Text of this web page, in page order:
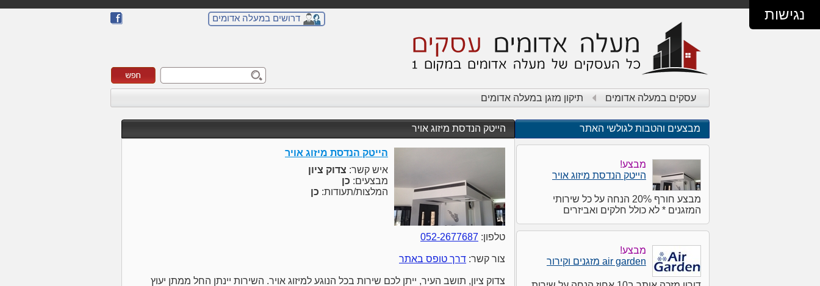
נגישות דרושים במעלה אדומים
עסקים במעלה אדומים תיקון מזגן במעלה אדומים
הייטק הנדסת מיזוג אויר
הייטק הנדסת מיזוג אויר
איש קשר: צדוק ציון
מבצעים: כן
המלצות/תעודות: כן
טלפון: 052-2677687
צור קשר: דרך טופס באתר
צדוק ציון, תושב העיר, ייתן לכם שירות בכל הנוגע למיזוג אויר. השירות יינתן החל ממתן יעוץ
מבצעים והטבות לגולשי האתר
מבצע!
הייטק הנדסת מיזוג אויר
מבצע חורף 20% הנחה על כל שירותי
המזגנים * לא כולל חלקים ואביזרים
מבצע!
air garden מזגנים וקירור